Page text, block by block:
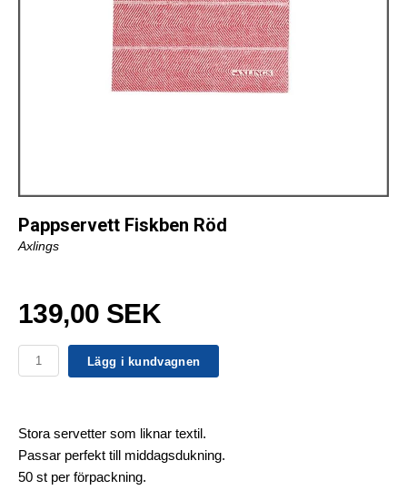
Pappservett Fiskben Röd
Axlings
139,00 SEK
Lägg i kundvagnen
Stora servetter som liknar textil.
Passar perfekt till middagsdukning.
50 st per förpackning.